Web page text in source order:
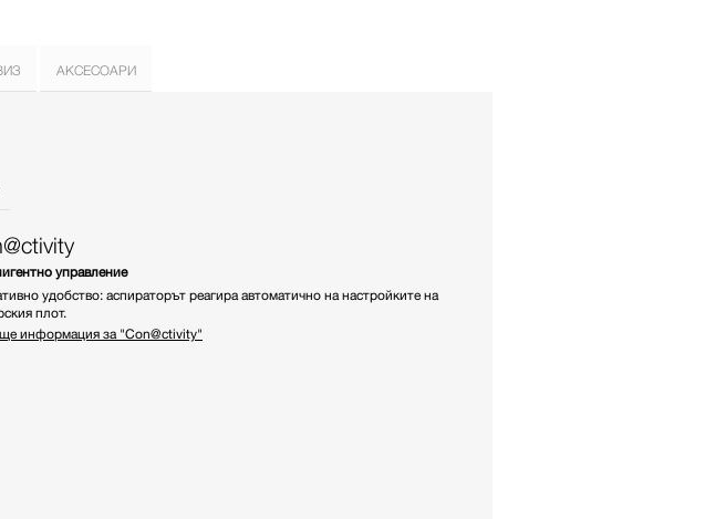
АКСЕСОАРИ
управление
удобство: аспираторът реагира автоматично на настройките на
плот.
информация за "Con@ctivity"